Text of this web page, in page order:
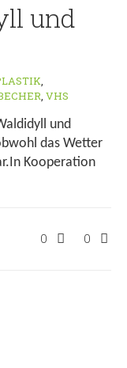
und
,
, VHS
und
das Wetter
Kooperation
0 0